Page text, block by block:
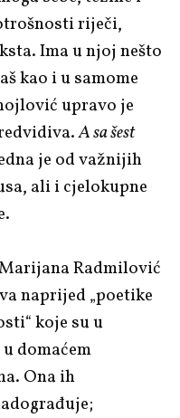
riječi,
Ima u njoj nešto
kao i u samome
upravo je
A sa šest
je od važnijih
ali i cjelokupne
Radmilović
naprijed „poetike
koje su u
domaćem
Ona ih